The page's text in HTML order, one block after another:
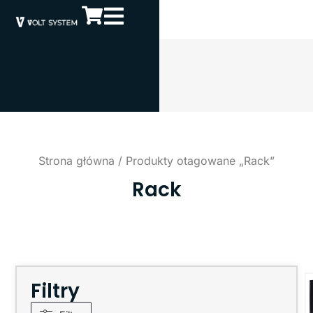
Strona główna / Produkty otagowane „Rack”
Rack
Filtry